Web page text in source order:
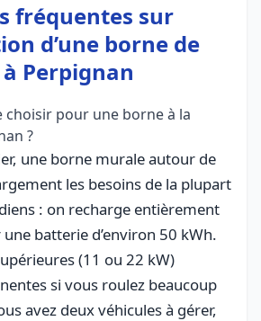
fréquentes sur
d’une borne de
Perpignan
choisir pour une borne à la
?
une borne murale autour de
les besoins de la plupart
: on recharge entièrement
batterie d’environ 50 kWh.
(11 ou 22 kW)
si vous roulez beaucoup
avez deux véhicules à gérer,